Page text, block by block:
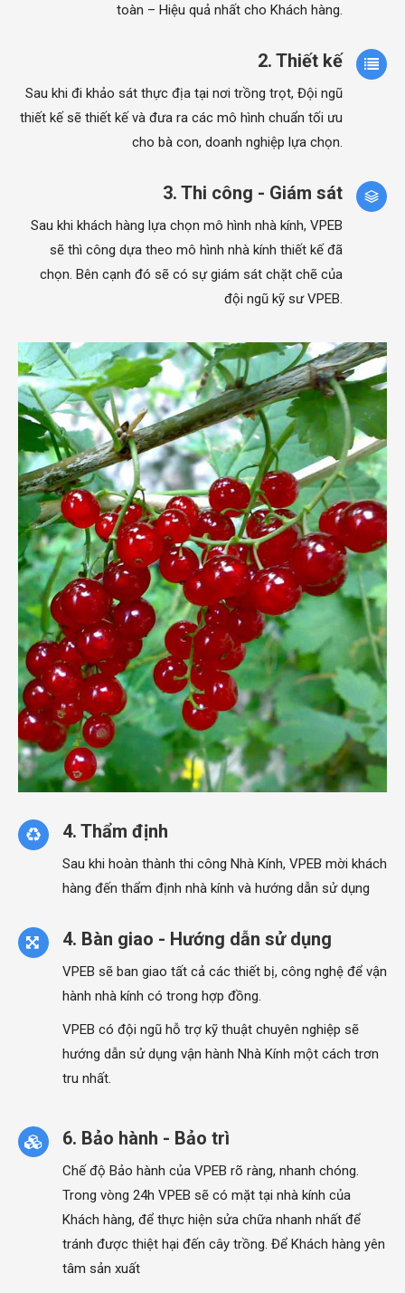
toàn – Hiệu quả nhất cho Khách hàng.
2. Thiết kế
Sau khi đi khảo sát thực địa tại nơi trồng trọt, Đội ngũ
thiết kế sẽ thiết kế và đưa ra các mô hình chuẩn tối ưu
cho bà con, doanh nghiệp lựa chọn.
3. Thi công - Giám sát
Sau khi khách hàng lựa chọn mô hình nhà kính, VPEB
sẽ thì công dựa theo mô hình nhà kính thiết kế đã
chọn. Bên cạnh đó sẽ có sự giám sát chặt chẽ của
đội ngũ kỹ sư VPEB.
4. Thẩm định
Sau khi hoàn thành thi công Nhà Kính, VPEB mời khách
hàng đến thẩm định nhà kính và hướng dẫn sử dụng
4. Bàn giao - Hướng dẫn sử dụng
VPEB sẽ ban giao tất cả các thiết bị, công nghệ để vận
hành nhà kính có trong hợp đồng.
VPEB có đội ngũ hỗ trợ kỹ thuật chuyên nghiệp sẽ
hướng dẫn sử dụng vận hành Nhà Kính một cách trơn
tru nhất.
6. Bảo hành - Bảo trì
Chế độ Bảo hành của VPEB rõ ràng, nhanh chóng.
Trong vòng 24h VPEB sẽ có mặt tại nhà kính của
Khách hàng, để thực hiện sửa chữa nhanh nhất để
tránh được thiệt hại đến cây trồng. Để Khách hàng yên
tâm sản xuất